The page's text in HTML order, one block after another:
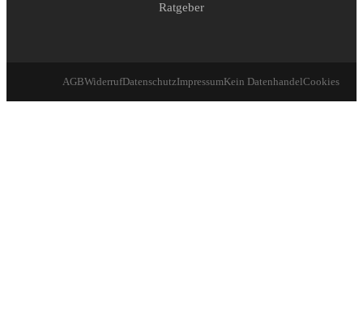
Ratgeber
AGBWiderrufDatenschutzImpressumKein DatenhandelCookies